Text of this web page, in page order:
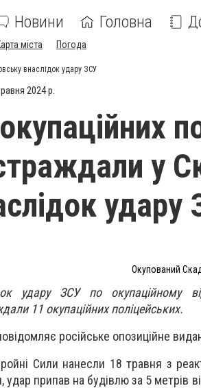
Новини Головна
міста Погода
внаслідок удару ЗСУ
2024 р.
у
удару
Окупований
удару ЗСУ по окупаційному
11 окупаційних поліцейських.
російське опозиційне
Сили нанесли 18 травня з
удар припав на будівлю за 5 метрів